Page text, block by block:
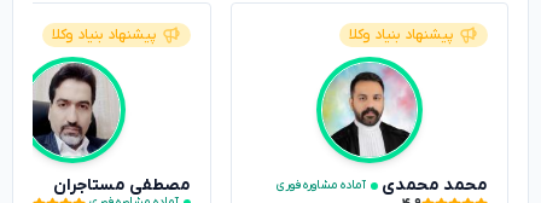
پیشنهاد بنیاد وکلا
محمد محمدی آماده مشاوره فوری
پیشنهاد بنیاد وکلا
مصطفی مستاجران